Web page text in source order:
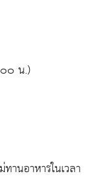
๐ น.)
านอาหารในเวลา